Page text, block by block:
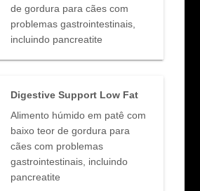
de gordura para cães com
problemas gastrointestinais,
incluindo pancreatite
Digestive Support Low Fat
Alimento húmido em patê com
baixo teor de gordura para
cães com problemas
gastrointestinais, incluindo
pancreatite